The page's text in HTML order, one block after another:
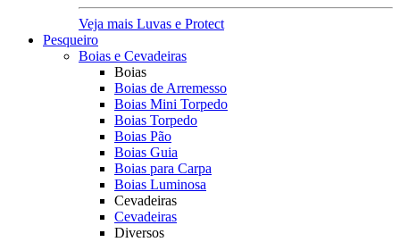
Veja mais Luvas e Protect
Pesqueiro
Boias e Cevadeiras
Boias
Boias de Arremesso
Boias Mini Torpedo
Boias Torpedo
Boias Pão
Boias Guia
Boias para Carpa
Boias Luminosa
Cevadeiras
Cevadeiras
Diversos